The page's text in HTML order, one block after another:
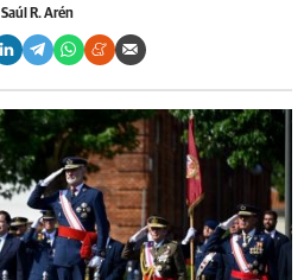
Saúl R. Arén